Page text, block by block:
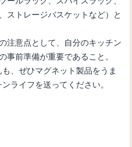
ストレージバスケットなど）と
注意点として、自分のキッチン
事前準備が重要であること。
、ぜひマグネット製品をうま
ライフを送ってください。